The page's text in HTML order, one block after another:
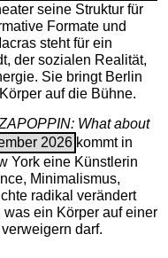
seine Struktur für
Formate und
steht für ein
der sozialen Realität,
Sie bringt Berlin
auf die Bühne.
What about
2026 kommt in
York eine Künstlerin
Minimalismus,
radikal verändert
was ein Körper auf einer
darf.